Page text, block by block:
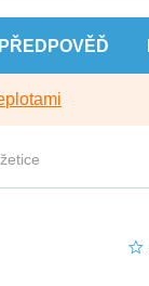
PŘEDPOVĚĎ